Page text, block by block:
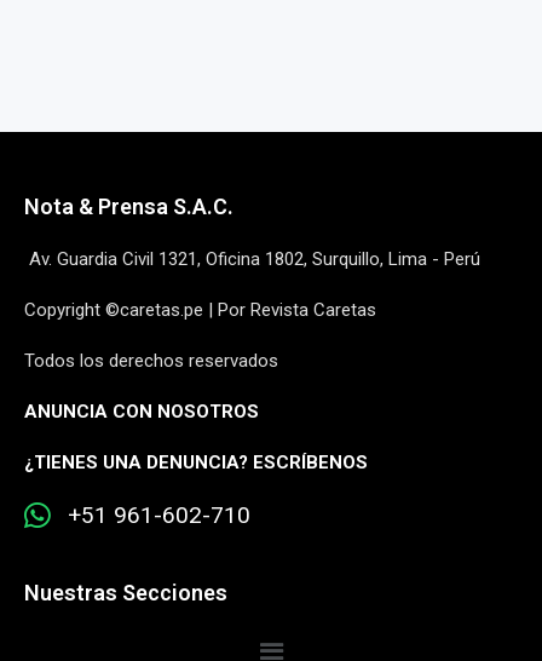
Nota & Prensa S.A.C.
Av. Guardia Civil 1321, Oficina 1802, Surquillo, Lima - Perú
Copyright ©caretas.pe | Por Revista Caretas
Todos los derechos reservados
ANUNCIA CON NOSOTROS
¿TIENES UNA DENUNCIA? ESCRÍBENOS
+51 961-602-710
Nuestras Secciones